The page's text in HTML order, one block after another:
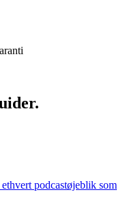
podcastøjeblik som